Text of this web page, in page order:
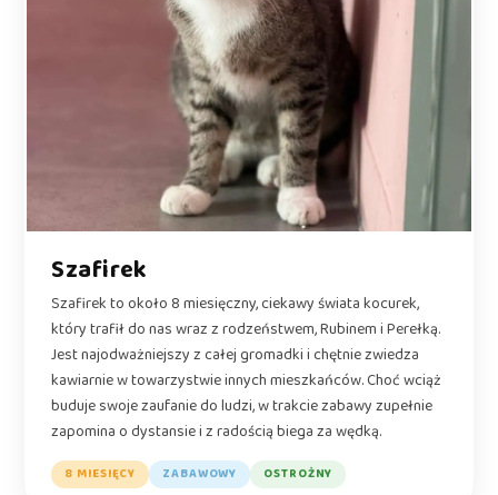
Szafirek
Szafirek to około 8 miesięczny, ciekawy świata kocurek,
który trafił do nas wraz z rodzeństwem, Rubinem i Perełką.
Jest najodważniejszy z całej gromadki i chętnie zwiedza
kawiarnie w towarzystwie innych mieszkańców. Choć wciąż
buduje swoje zaufanie do ludzi, w trakcie zabawy zupełnie
zapomina o dystansie i z radością biega za wędką.
8 MIESIĘCY ZABAWOWY OSTROŻNY